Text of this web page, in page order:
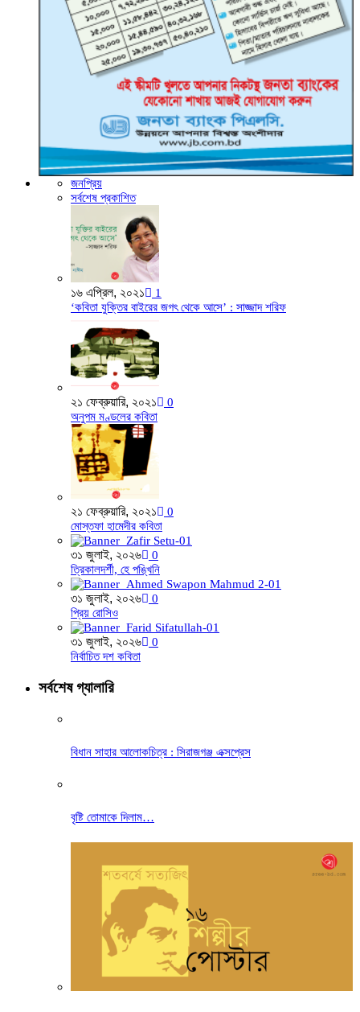
জনপ্রিয়
সর্বশেষ প্রকাশিত
১৬ এপ্রিল, ২০২১
1
‘কবিতা যুক্তির বাইরের জগৎ থেকে আসে’ : সাজ্জাদ শরিফ
২১ ফেব্রুয়ারি, ২০২১
0
অনুপম মণ্ডলের কবিতা
২১ ফেব্রুয়ারি, ২০২১
0
মোস্তফা হামেদীর কবিতা
৩১ জুলাই, ২০২৬
0
ত্রিকালদর্শী, হে পঙ্খিনি
৩১ জুলাই, ২০২৬
0
প্রিয় রোসিও
৩১ জুলাই, ২০২৬
0
নির্বাচিত দশ কবিতা
সর্বশেষ গ্যালারি
বিধান সাহার আলোকচিত্র : সিরাজগঞ্জ এক্সপ্রেস
বৃষ্টি তোমাকে দিলাম…